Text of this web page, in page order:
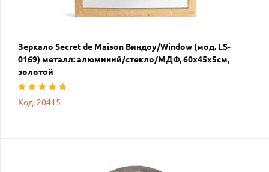
Зеркало Secret de Maison Виндоу/Window (мод. LS-
0169) металл: алюминий/стекло/МДФ, 60х45х5см,
золотой
Код: 20415